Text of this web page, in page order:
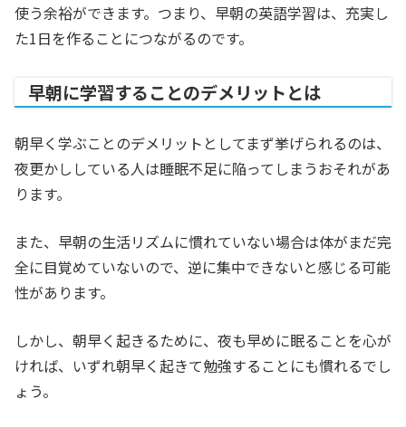
使う余裕ができます。つまり、早朝の英語学習は、充実し
た1日を作ることにつながるのです。
早朝に学習することのデメリットとは
朝早く学ぶことのデメリットとしてまず挙げられるのは、
夜更かししている人は睡眠不足に陥ってしまうおそれがあ
ります。
また、早朝の生活リズムに慣れていない場合は体がまだ完
全に目覚めていないので、逆に集中できないと感じる可能
性があります。
しかし、朝早く起きるために、夜も早めに眠ることを心が
ければ、いずれ朝早く起きて勉強することにも慣れるでし
ょう。